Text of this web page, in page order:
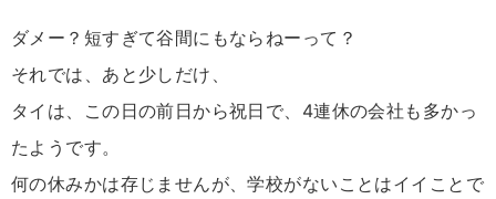
ダメー？短すぎて谷間にもならねーって？
それでは、あと少しだけ、
タイは、この日の前日から祝日で、4連休の会社も多かっ
たようです。
何の休みかは存じませんが、学校がないことはイイことで